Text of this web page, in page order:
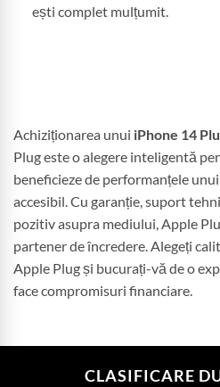
ești complet mulțumit.
Achiziționarea unui iPhone 14
Plug este o alegere inteligentă
beneficieze de performanțele
accesibil. Cu garanție, suport
pozitiv asupra mediului, Apple
partener de încredere. Alegeți
Apple Plug și bucurați-vă de o
face compromisuri financiare.
CLASIFICARE